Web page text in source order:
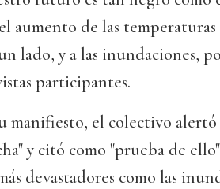
aumento de las temperaturas
lado, y a las inundaciones,
participantes.
manifiesto, el colectivo alertó
y citó como "prueba de
devastadores como las